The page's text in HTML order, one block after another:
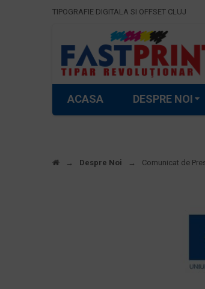
TIPOGRAFIE DIGITALA SI OFFSET CLUJ
ACASA DESPRE NOI
→ Despre Noi → Comunicat de